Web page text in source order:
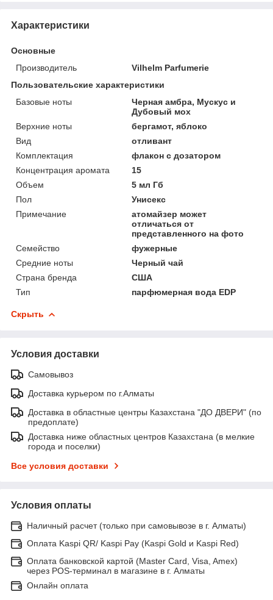
Характеристики
Основные
Производитель
Vilhelm Parfumerie
Пользовательские характеристики
Базовые ноты
Черная амбра, Мускус и
Дубовый мох
Верхние ноты
бергамот, яблоко
Вид
отливант
Комплектация
флакон с дозатором
Концентрация аромата
15
Объем
5 мл Гб
Пол
Унисекс
Примечание
атомайзер может
отличаться от
представленного на фото
Семейство
фужерные
Средние ноты
Черный чай
Страна бренда
США
Тип
парфюмерная вода EDP
Скрыть
Условия доставки
Самовывоз
Доставка курьером по г.Алматы
Доставка в областные центры Казахстана "ДО ДВЕРИ" (по
предоплате)
Доставка ниже областных центров Казахстана (в мелкие
города и поселки)
Все условия доставки
Условия оплаты
Наличный расчет (только при самовывозе в г. Алматы)
Оплата Kaspi QR/ Kaspi Pay (Kaspi Gold и Kaspi Red)
Оплата банковской картой (Master Card, Visa, Amex)
через POS-терминал в магазине в г. Алматы
Онлайн оплата